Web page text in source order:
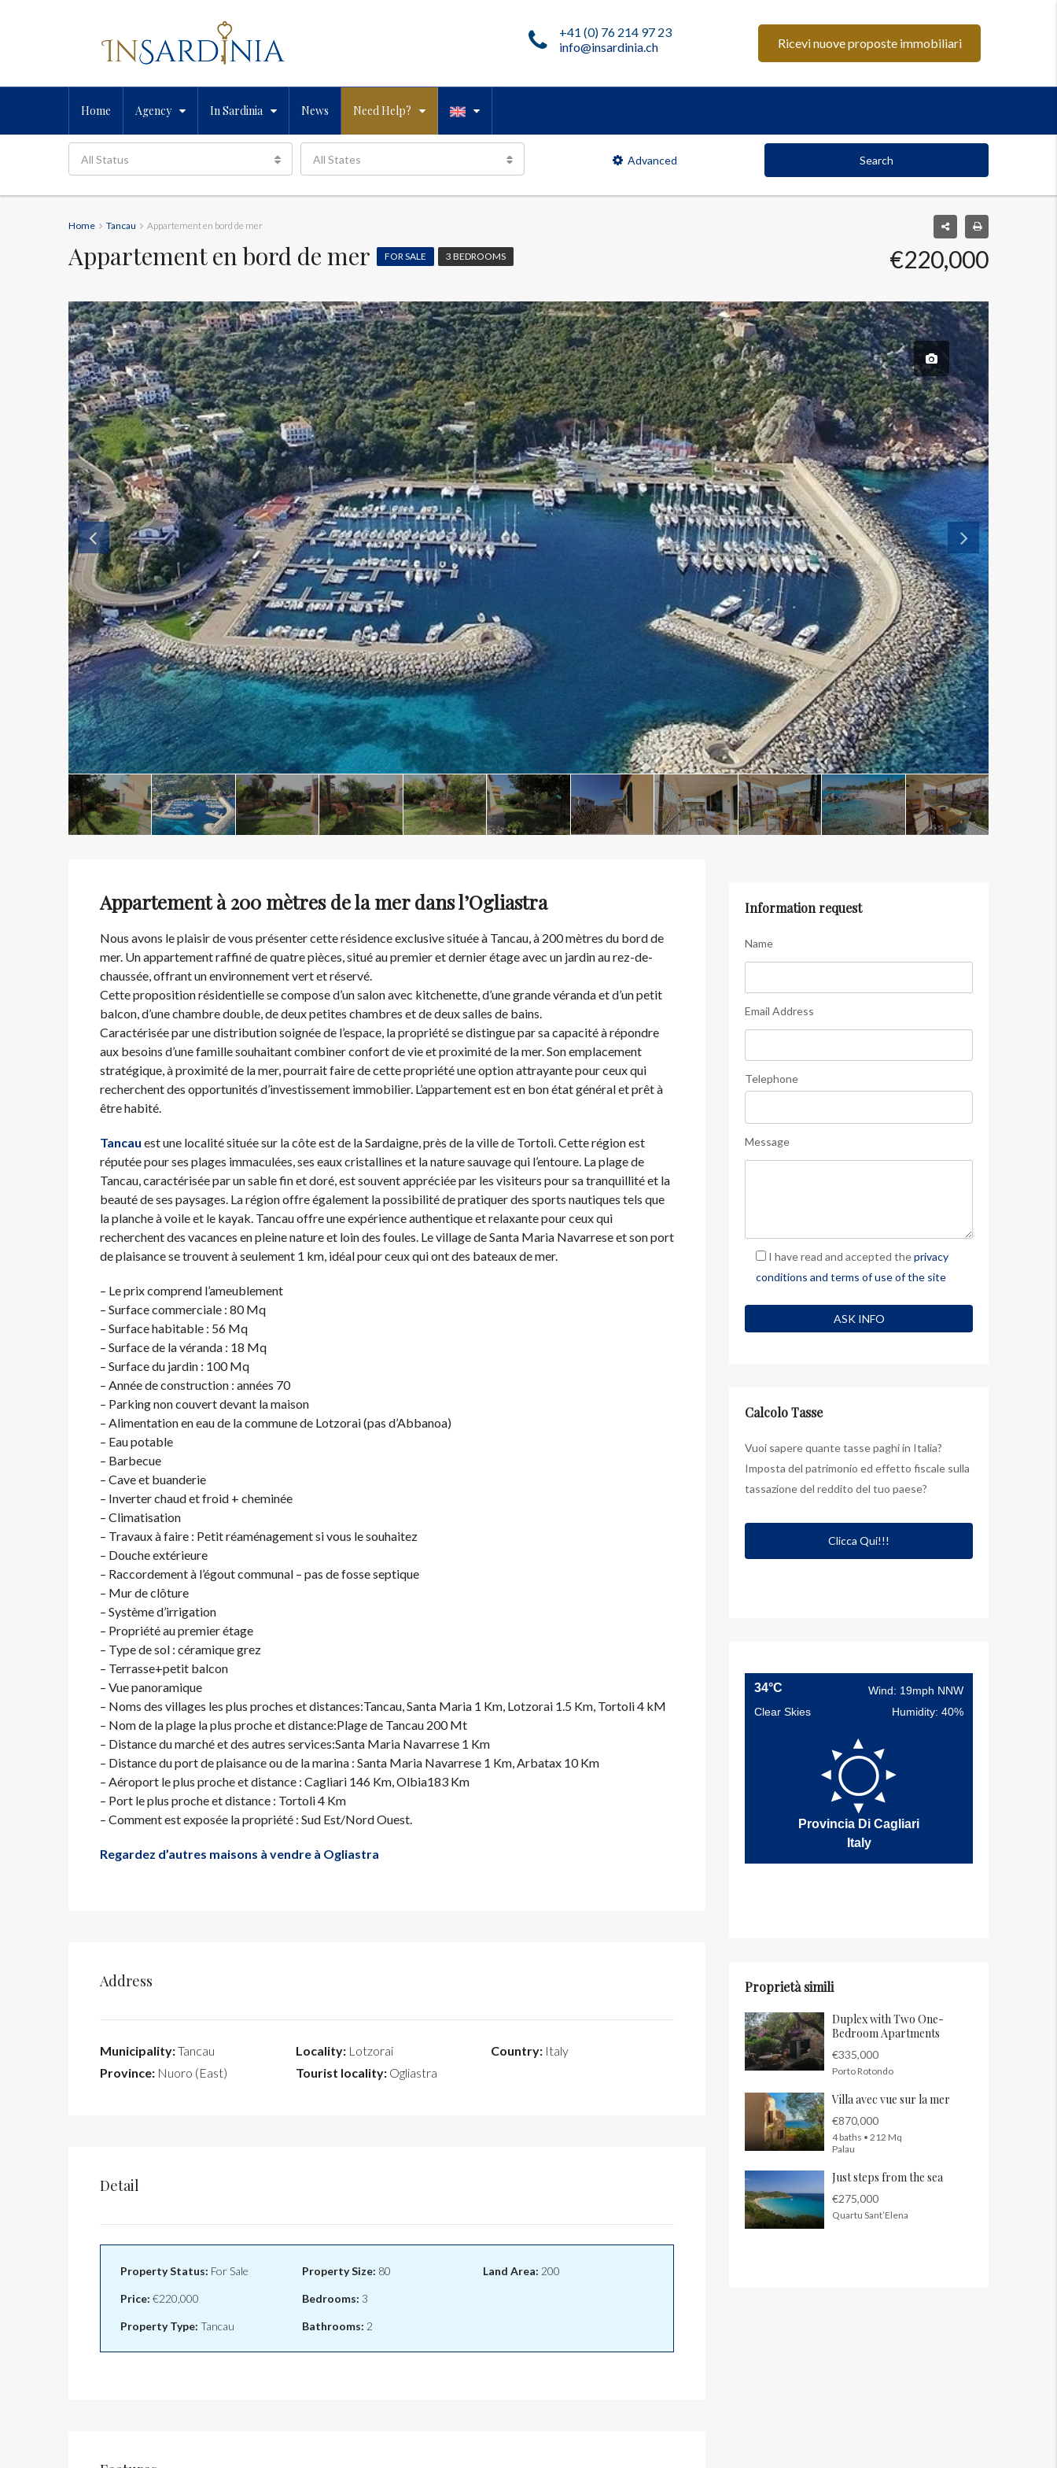
Ricevi nuove proposte immobiliari
+41 (0) 76 214 97 23
info@insardinia.ch
Home Agency In Sardinia News Need Help?
All Status All States Advanced Search
Home Tancau Appartement en bord de mer
Appartement en bord de mer FOR SALE 3 BEDROOMS €220,000
Appartement à 200 mètres de la mer dans l’Ogliastra
Nous avons le plaisir de vous présenter cette résidence exclusive située à Tancau, à 200 mètres du bord de
mer. Un appartement raffiné de quatre pièces, situé au premier et dernier étage avec un jardin au rez-de-
chaussée, offrant un environnement vert et réservé.
Cette proposition résidentielle se compose d’un salon avec kitchenette, d’une grande véranda et d’un petit
balcon, d’une chambre double, de deux petites chambres et de deux salles de bains.
Caractérisée par une distribution soignée de l’espace, la propriété se distingue par sa capacité à répondre
aux besoins d’une famille souhaitant combiner confort de vie et proximité de la mer. Son emplacement
stratégique, à proximité de la mer, pourrait faire de cette propriété une option attrayante pour ceux qui
recherchent des opportunités d’investissement immobilier. L’appartement est en bon état général et prêt à
être habité.
Tancau est une localité située sur la côte est de la Sardaigne, près de la ville de Tortolì. Cette région est
réputée pour ses plages immaculées, ses eaux cristallines et la nature sauvage qui l’entoure. La plage de
Tancau, caractérisée par un sable fin et doré, est souvent appréciée par les visiteurs pour sa tranquillité et la
beauté de ses paysages. La région offre également la possibilité de pratiquer des sports nautiques tels que
la planche à voile et le kayak. Tancau offre une expérience authentique et relaxante pour ceux qui
recherchent des vacances en pleine nature et loin des foules. Le village de Santa Maria Navarrese et son port
de plaisance se trouvent à seulement 1 km, idéal pour ceux qui ont des bateaux de mer.
– Le prix comprend l’ameublement
– Surface commerciale : 80 Mq
– Surface habitable : 56 Mq
– Surface de la véranda : 18 Mq
– Surface du jardin : 100 Mq
– Année de construction : années 70
– Parking non couvert devant la maison
– Alimentation en eau de la commune de Lotzorai (pas d’Abbanoa)
– Eau potable
– Barbecue
– Cave et buanderie
– Inverter chaud et froid + cheminée
– Climatisation
– Travaux à faire : Petit réaménagement si vous le souhaitez
– Douche extérieure
– Raccordement à l’égout communal – pas de fosse septique
– Mur de clôture
– Système d’irrigation
– Propriété au premier étage
– Type de sol : céramique grez
– Terrasse+petit balcon
– Vue panoramique
– Noms des villages les plus proches et distances:Tancau, Santa Maria 1 Km, Lotzorai 1.5 Km, Tortoli 4 kM
– Nom de la plage la plus proche et distance:Plage de Tancau 200 Mt
– Distance du marché et des autres services:Santa Maria Navarrese 1 Km
– Distance du port de plaisance ou de la marina : Santa Maria Navarrese 1 Km, Arbatax 10 Km
– Aéroport le plus proche et distance : Cagliari 146 Km, Olbia183 Km
– Port le plus proche et distance : Tortoli 4 Km
– Comment est exposée la propriété : Sud Est/Nord Ouest.
Regardez d’autres maisons à vendre à Ogliastra
Address
Municipality:Tancau
Province: Nuoro (East)
Locality:Lotzorai
Tourist locality:Ogliastra
Country: Italy
Detail
Property Status: For Sale
Price: €220,000
Property Type: Tancau
Property Size: 80
Bedrooms: 3
Bathrooms: 2
Land Area: 200
Information request
Name
Email Address
Telephone
Message
I have read and accepted theprivacy
conditions and terms of use of the site
Calcolo Tasse
Vuoi sapere quante tasse paghi in Italia?
Imposta del patrimonio ed effetto fiscale sulla
tassazione del reddito del tuo paese?
Clicca Qui!!!
34°C
Wind: 19mph NNW
Clear Skies
Humidity: 40%
Provincia Di Cagliari
Italy
Proprietà simili
Duplex with Two One-
Bedroom Apartments
€335,000
Porto Rotondo
Villa avec vue sur la mer
€870,000
4 baths • 212 Mq
Palau
Just steps from the sea
€275,000
Quartu Sant’Elena